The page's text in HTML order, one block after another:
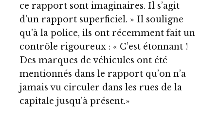
ce rapport sont imaginaires. Il s’agit
d’un rapport superficiel. » Il souligne
qu’à la police, ils ont récemment fait un
contrôle rigoureux : « C’est étonnant !
Des marques de véhicules ont été
mentionnés dans le rapport qu’on n’a
jamais vu circuler dans les rues de la
capitale jusqu’à présent.»